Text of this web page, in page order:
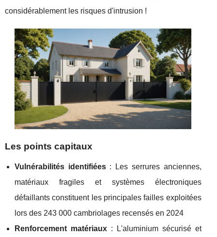
considérablement les risques d'intrusion !
Les points capitaux
Vulnérabilités identifiées: Les serrures anciennes,
matériaux fragiles et systèmes électroniques
défaillants constituent les principales failles exploitées
lors des 243 000 cambriolages recensés en 2024
Renforcement matériaux: L'aluminium sécurisé et